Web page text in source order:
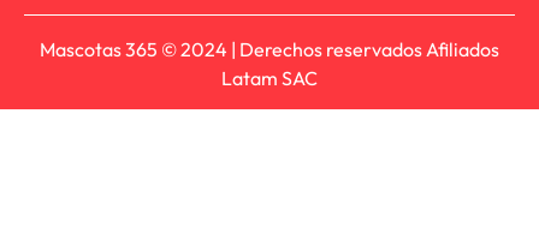
Mascotas 365 © 2024 | Derechos reservados Afiliados
Latam SAC